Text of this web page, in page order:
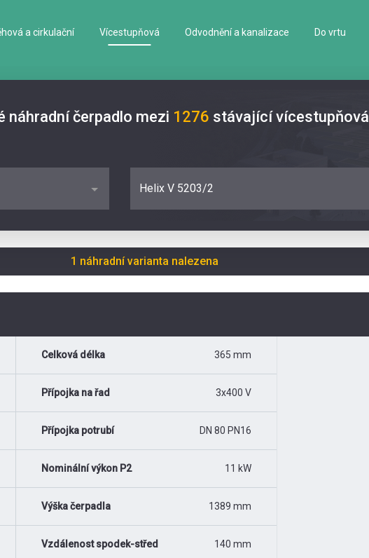
a cirkulační Vícestupňová Odvodnění a kanalizace Do vrtu
náhradní čerpadlo mezi 1276 stávající vícestupňová
Helix V 5203/2
1 náhradní varianta nalezena
Celková délka 365 mm
Přípojka na řad 3x400 V
Přípojka potrubí DN 80 PN16
Nominální výkon P2 11 kW
Výška čerpadla 1389 mm
Vzdálenost spodek-střed 140 mm